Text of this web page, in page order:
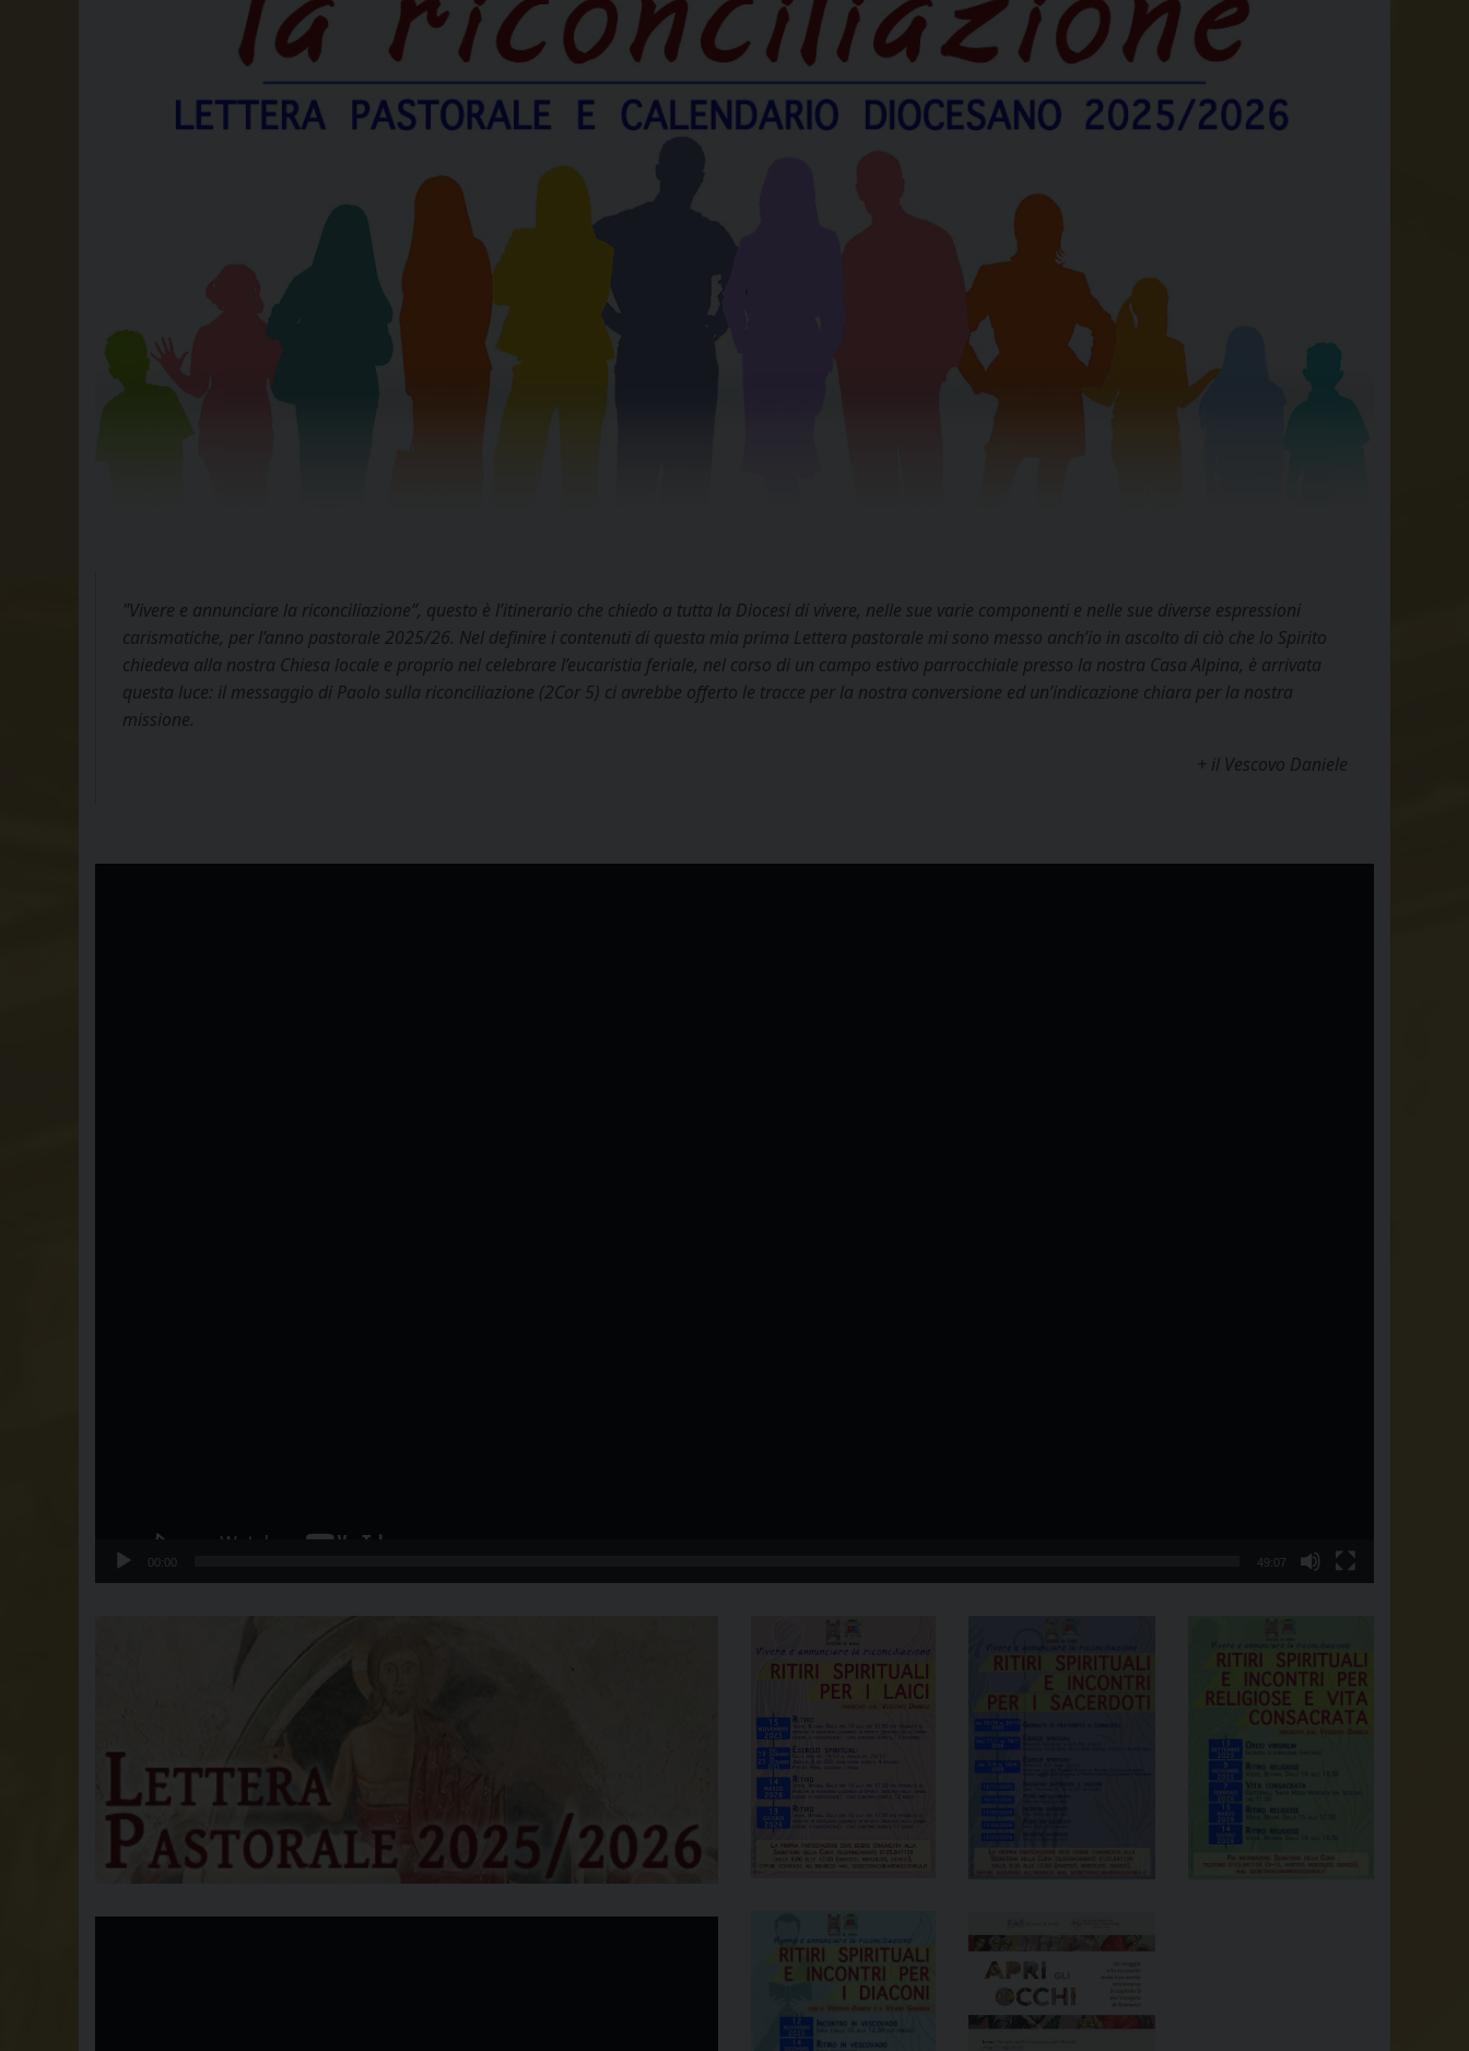
"Vivere e annunciare la riconciliazione”, questo è l’itinerario che chiedo a tutta la Diocesi di vivere, nelle sue varie componenti e nelle sue diverse espressioni
carismatiche, per l’anno pastorale 2025/26. Nel definire i contenuti di questa mia prima Lettera pastorale mi sono messo anch’io in ascolto di ciò che lo Spirito
chiedeva alla nostra Chiesa locale e proprio nel celebrare l’eucaristia feriale, nel corso di un campo estivo parrocchiale presso la nostra Casa Alpina, è arrivata
questa luce: il messaggio di Paolo sulla riconciliazione (2Cor 5) ci avrebbe offerto le tracce per la nostra conversione ed un’indicazione chiara per la nostra
missione.
+ il Vescovo Daniele
00:00 49:07